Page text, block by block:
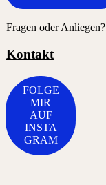
Fragen oder Anliegen?
Kontakt
FOLGE
MIR
AUF
INSTA
GRAM